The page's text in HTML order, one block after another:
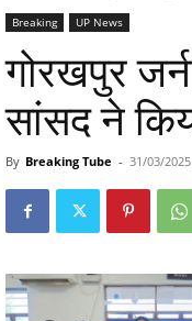
Breaking UP News
गोरखपुर
सांसद ने
By Breaking Tube - 31/03/2025